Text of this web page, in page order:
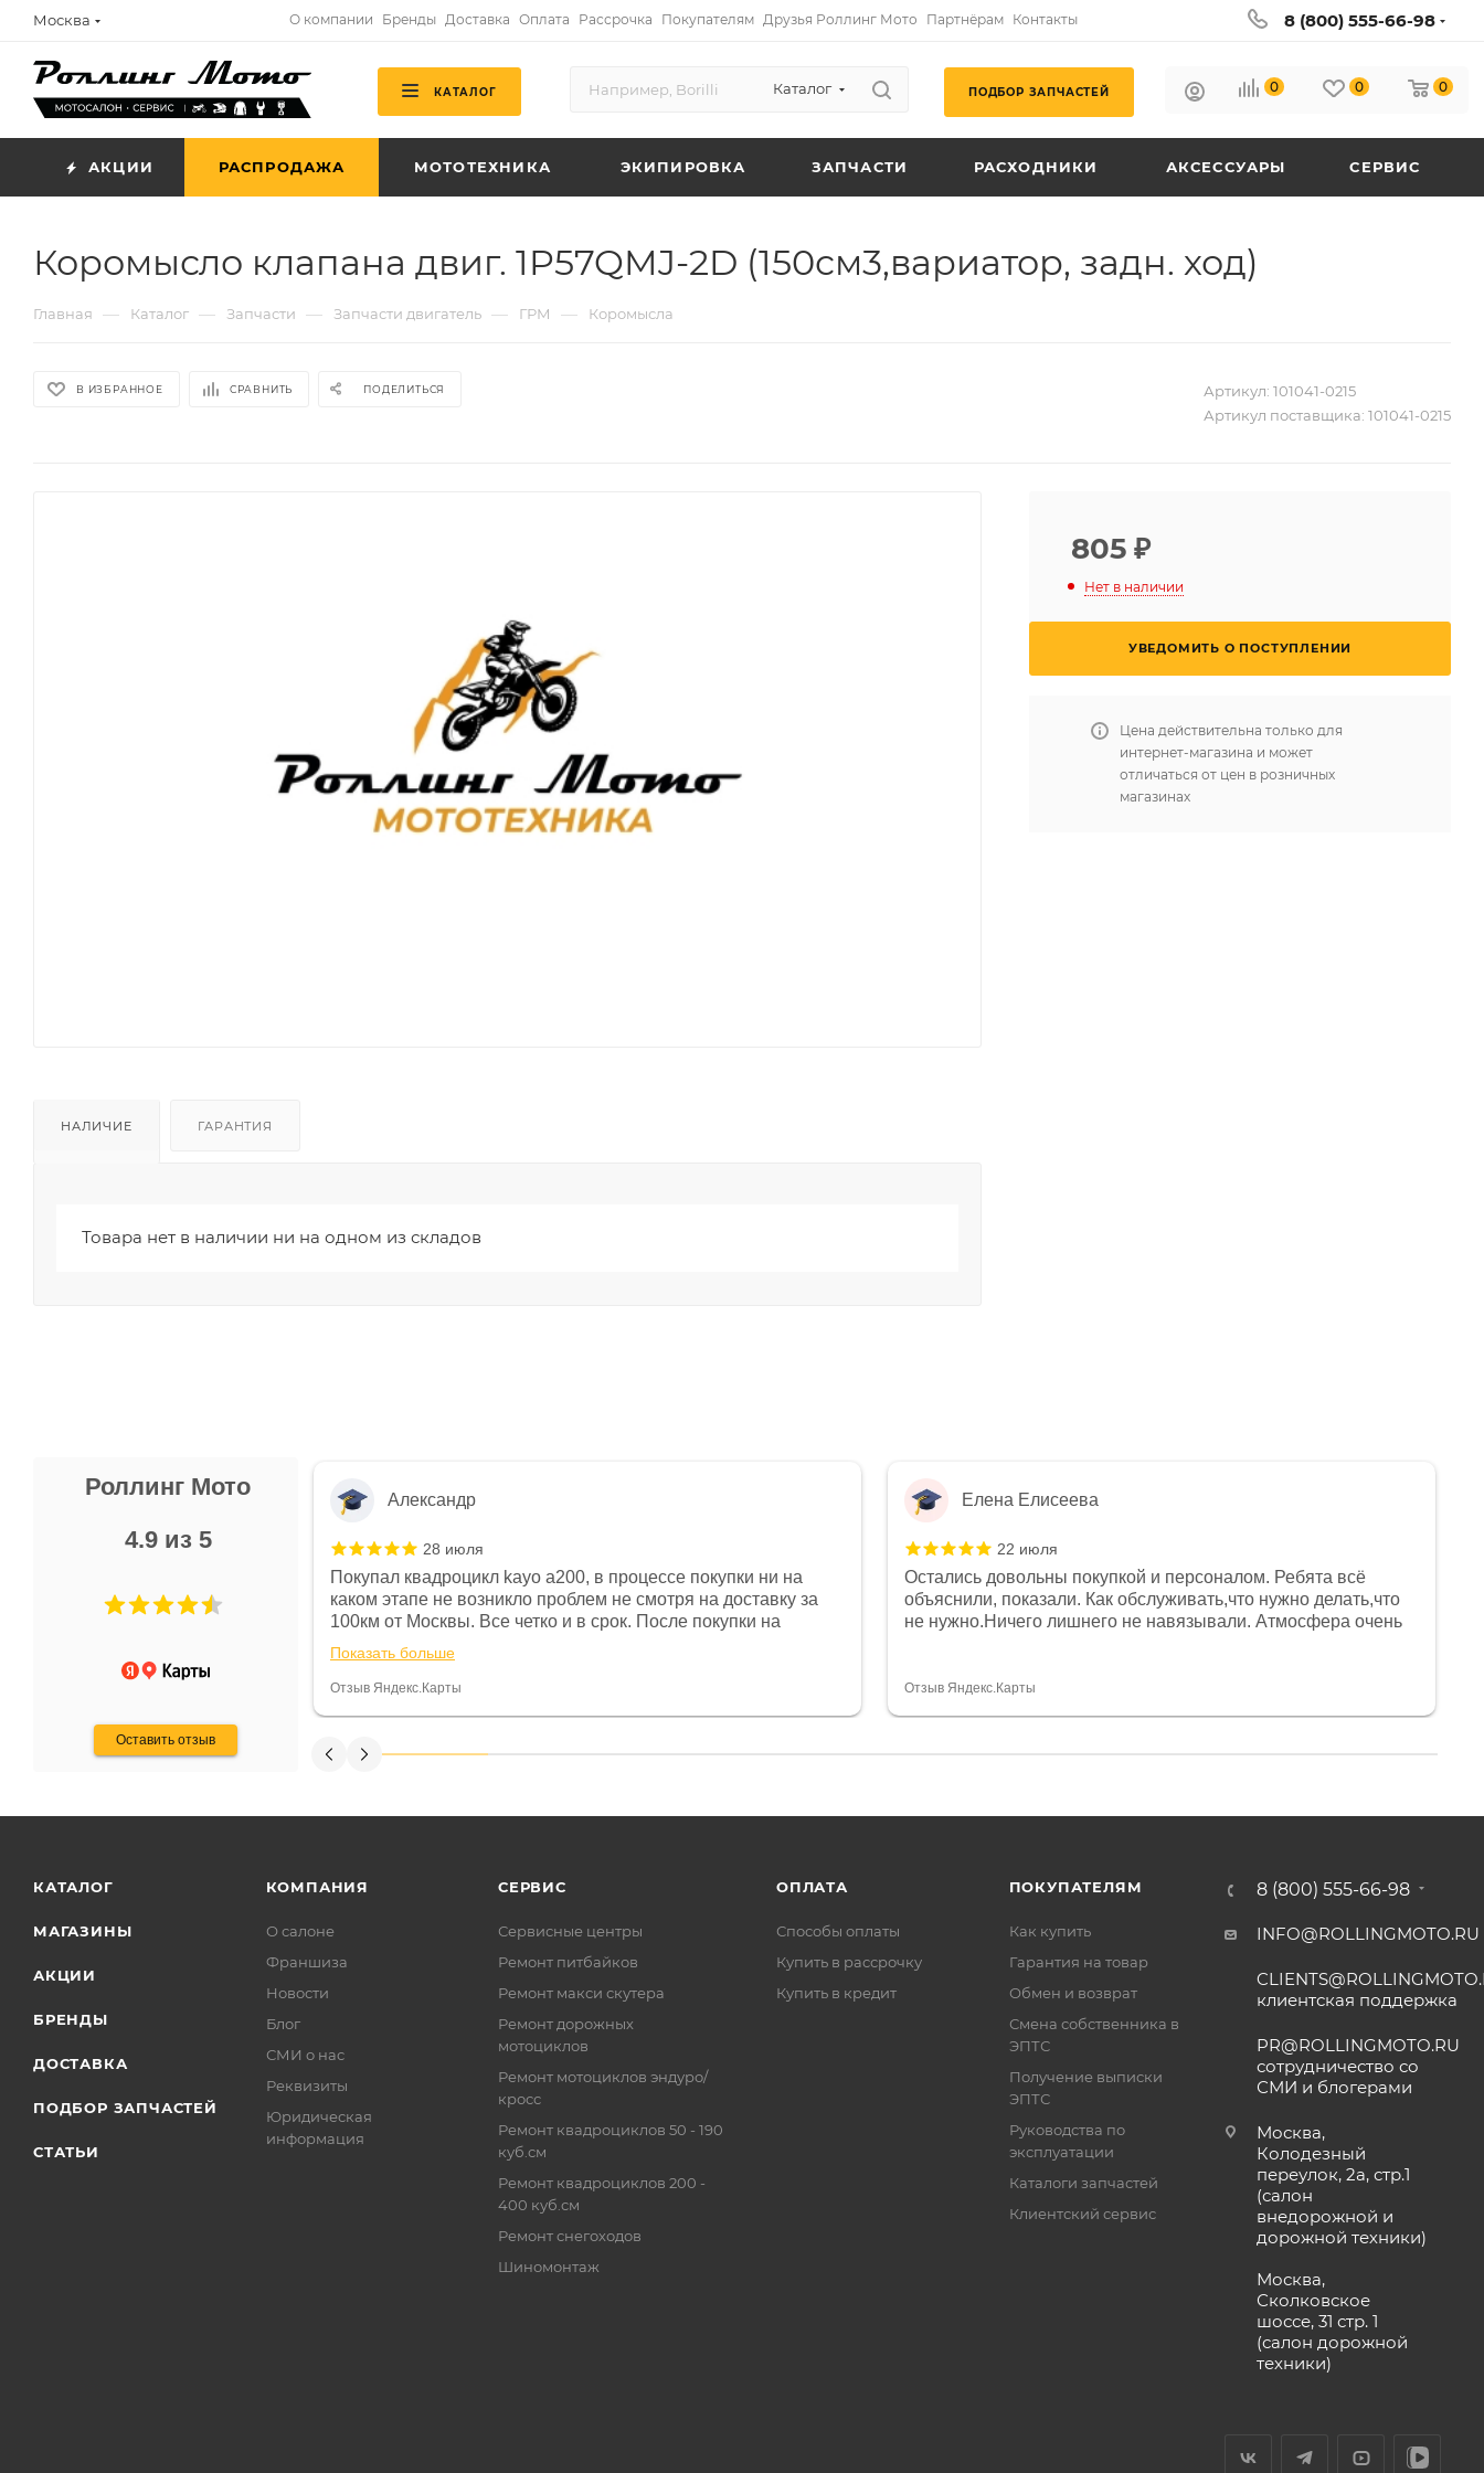
Москва О компании Бренды Доставка Оплата Рассрочка Покупателям Друзья Роллинг Мото Партнёрам Контакты 8 (800) 555-66-98
КАТАЛОГ Каталог ПОДБОР ЗАПЧАСТЕЙ 0 0 0
АКЦИИ РАСПРОДАЖА МОТОТЕХНИКА ЭКИПИРОВКА ЗАПЧАСТИ РАСХОДНИКИ АКСЕССУАРЫ СЕРВИС
Коромысло клапана двиг. 1P57QMJ-2D (150см3,вариатор, задн. ход)
Главная — Каталог — Запчасти — Запчасти двигатель — ГРМ — Коромысла
В ИЗБРАННОЕ СРАВНИТЬ ПОДЕЛИТЬСЯ Артикул: 101041-0215
Артикул поставщика: 101041-0215
НАЛИЧИЕ ГАРАНТИЯ
Товара нет в наличии ни на одном из складов
805 ₽
Нет в наличии
УВЕДОМИТЬ О ПОСТУПЛЕНИИ
Цена действительна только для
интернет-магазина и может
отличаться от цен в розничных
магазинах
Роллинг Мото
4.9 из 5
Оставить отзыв
Не понравились условия
и дают только на год)
Александр
28 июля
Покупал квадроцикл kayo a200, в процессе покупки ни на
каком этапе не возникло проблем не смотря на доставку за
100км от Москвы. Все четко и в срок. После покупки на
спидометре всегда был 0, при этом представители магазина
постоянно были на связи и в итоге проблема была решена.
Считаю, что это говорит о небезразличии к клиенту после
Показать больше
Отзыв Яндекс.Карты
Елена Елисеева
22 июля
Остались довольны покупкой и персоналом. Ребята всё
объяснили, показали. Как обслуживать,что нужно делать,что
не нужно.Ничего лишнего не навязывали. Атмосфера очень
огромное спасибо Дмитрию, за клиентоориентированность и
Отзыв Яндекс.Карты
КАТАЛОГ
МАГАЗИНЫ
АКЦИИ
БРЕНДЫ
ДОСТАВКА
ПОДБОР ЗАПЧАСТЕЙ
СТАТЬИ
КОМПАНИЯ
О салоне
Франшиза
Новости
Блог
СМИ о нас
Реквизиты
Юридическая
информация
СЕРВИС
Сервисные центры
Ремонт питбайков
Ремонт макси скутера
Ремонт дорожных
мотоциклов
Ремонт мотоциклов эндуро/
кросс
Ремонт квадроциклов 50 - 190
куб.см
Ремонт квадроциклов 200 -
400 куб.см
Ремонт снегоходов
Шиномонтаж
ОПЛАТА
Способы оплаты
Купить в рассрочку
Купить в кредит
ПОКУПАТЕЛЯМ
Как купить
Гарантия на товар
Обмен и возврат
Смена собственника в
ЭПТС
Получение выписки
ЭПТС
Руководства по
эксплуатации
Каталоги запчастей
Клиентский сервис
8 (800) 555-66-98
INFO@ROLLINGMOTO.RU
клиентская поддержка
PR@ROLLINGMOTO.RU
сотрудничество со
СМИ и блогерами
Москва,
Колодезный
переулок, 2а, стр.1
(салон
внедорожной и
дорожной техники)
Москва,
Сколковское
шоссе, 31 стр. 1
(салон дорожной
техники)